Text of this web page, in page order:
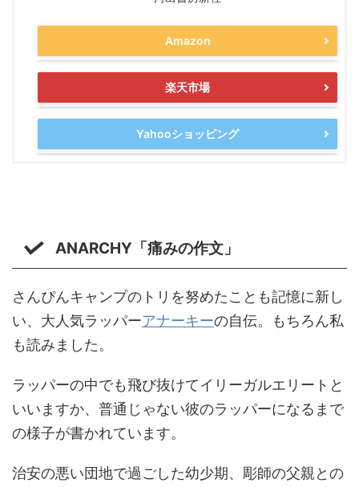
Amazon
楽天市場
Yahooショッピング
ANARCHY「痛みの作文」
さんぴんキャンプのトリを努めたことも記憶に新し
い、大人気ラッパーアナーキーの自伝。もちろん私
も読みました。
ラッパーの中でも飛び抜けてイリーガルエリートと
いいますか、普通じゃない彼のラッパーになるまで
の様子が書かれています。
治安の悪い団地で過ごした幼少期、彫師の父親との